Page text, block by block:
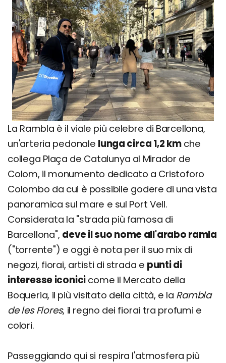
La Rambla è il viale più celebre di Barcellona,
un'arteria pedonale lunga circa 1,2 kmche
collega Plaça de Catalunya al Mirador de
Colom, il monumento dedicato a Cristoforo
Colombo da cui è possibile godere di una vista
panoramica sul mare e sul Port Vell.
Considerata la "strada più famosa di
Barcellona", deve il suo nome all'arabo ramla
("torrente") e oggi è nota per il suo mix di
negozi, fiorai, artisti di strada e punti di
interesse iconici come il Mercato della
Boqueria, il più visitato della città, e la Rambla
de les Flores, il regno dei fiorai tra profumi e
colori.
Passeggiando qui si respira l'atmosfera più